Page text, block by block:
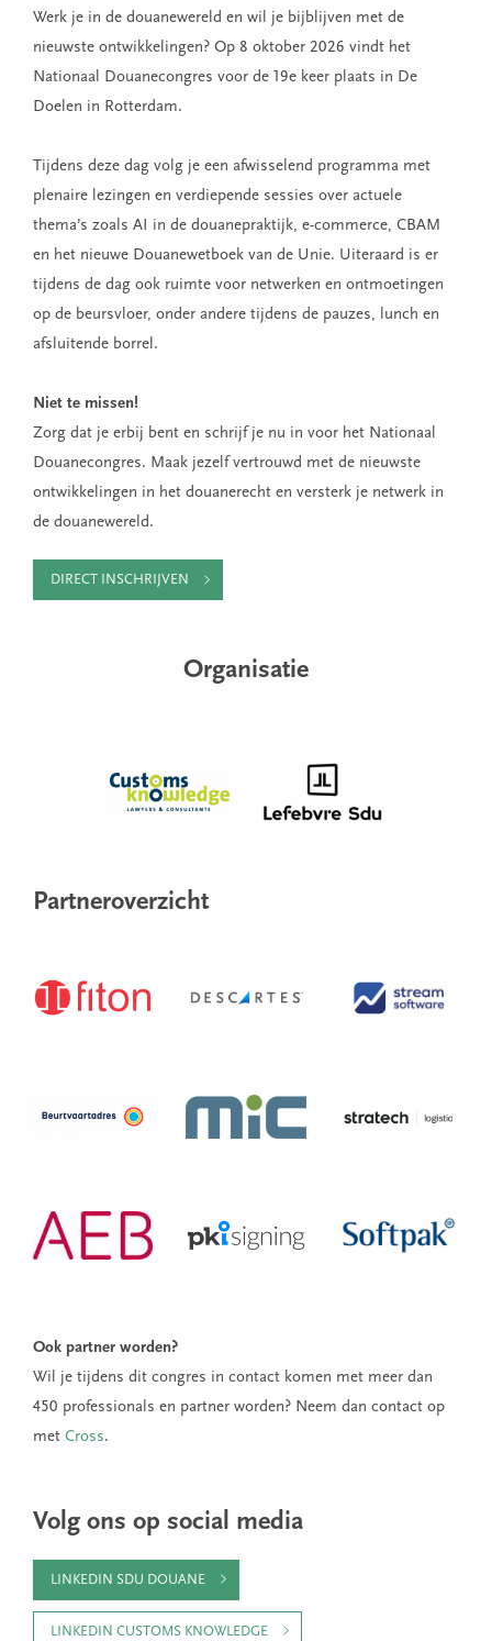
Werk je in de douanewereld en wil je bijblijven met de
nieuwste ontwikkelingen? Op 8 oktober 2026 vindt het
Nationaal Douanecongres voor de 19e keer plaats in De
Doelen in Rotterdam.
Tijdens deze dag volg je een afwisselend programma met
plenaire lezingen en verdiepende sessies over actuele
thema’s zoals AI in de douanepraktijk, e-commerce, CBAM
en het nieuwe Douanewetboek van de Unie. Uiteraard is er
tijdens de dag ook ruimte voor netwerken en ontmoetingen
op de beursvloer, onder andere tijdens de pauzes, lunch en
afsluitende borrel.
Niet te missen!
Zorg dat je erbij bent en schrijf je nu in voor het Nationaal
Douanecongres. Maak jezelf vertrouwd met de nieuwste
ontwikkelingen in het douanerecht en versterk je netwerk in
de douanewereld.
DIRECT INSCHRIJVEN
Organisatie
Partneroverzicht
Ook partner worden?
Wil je tijdens dit congres in contact komen met meer dan
450 professionals en partner worden? Neem dan contact op
met Cross.
Volg ons op social media
LINKEDIN SDU DOUANE
LINKEDIN CUSTOMS KNOWLEDGE